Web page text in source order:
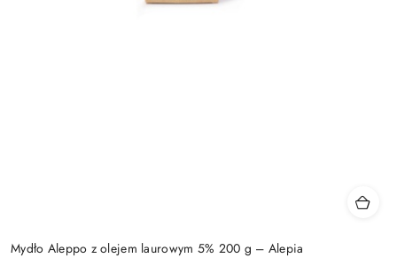
Mydło Aleppo z olejem laurowym 5% 200 g – Alepia